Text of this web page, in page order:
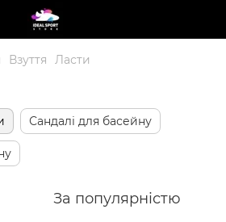
Взуття Ласти
Сандалі для басейну
За популярністю